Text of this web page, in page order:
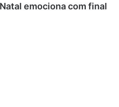
emociona com final